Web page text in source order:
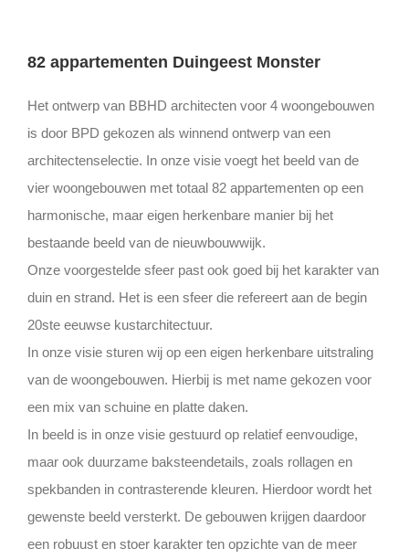
82 appartementen Duingeest Monster
Het ontwerp van BBHD architecten voor 4 woongebouwen
is door BPD gekozen als winnend ontwerp van een
architectenselectie. In onze visie voegt het beeld van de
vier woongebouwen met totaal 82 appartementen op een
harmonische, maar eigen herkenbare manier bij het
bestaande beeld van de nieuwbouwwijk.
Onze voorgestelde sfeer past ook goed bij het karakter van
duin en strand. Het is een sfeer die refereert aan de begin
20ste eeuwse kustarchitectuur.
In onze visie sturen wij op een eigen herkenbare uitstraling
van de woongebouwen. Hierbij is met name gekozen voor
een mix van schuine en platte daken.
In beeld is in onze visie gestuurd op relatief eenvoudige,
maar ook duurzame baksteendetails, zoals rollagen en
spekbanden in contrasterende kleuren. Hierdoor wordt het
gewenste beeld versterkt. De gebouwen krijgen daardoor
een robuust en stoer karakter ten opzichte van de meer